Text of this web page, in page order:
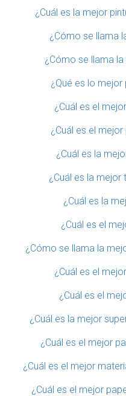
¿Cuál es la mejor
¿Cómo se llama
¿Cómo se llama
¿Qué es lo
¿Cuál es el
¿Cuál es el
¿Cuál es la
¿Cuál es la mejor
¿Cuál es la
¿Cuál es el
¿Cómo se llama la
¿Cuál es el
¿Cuál es el
¿Cuál es la mejor
¿Cuál es el mejor
¿Cuál es el mejor
¿Cuál es el mejor